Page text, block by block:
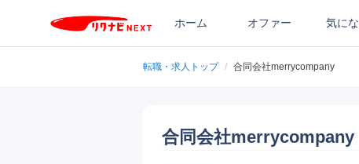
ホーム オファー 気に
転職・求人トップ / 合同会社merrycompany
合同会社merrycompany